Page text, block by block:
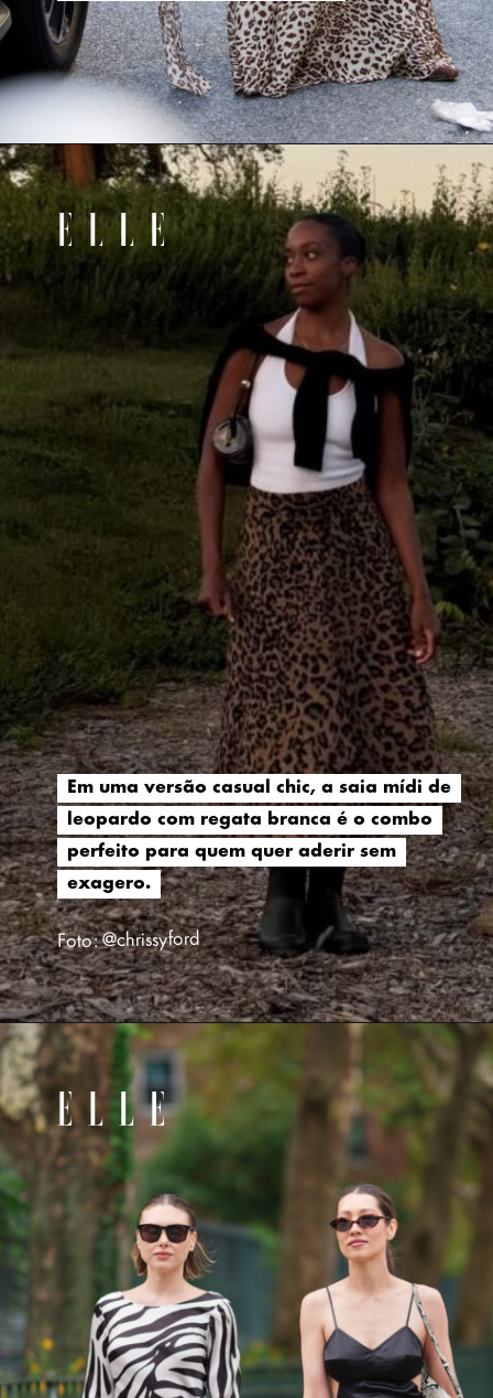
Em uma versão casual chic, a saia mídi de
leopardo com regata branca é o combo
perfeito para quem quer aderir sem
exagero.
Em uma versão casual chic, a saia mídi de
leopardo com regata branca é o combo
perfeito para quem quer aderir sem
exagero.
Foto: @chrissyford